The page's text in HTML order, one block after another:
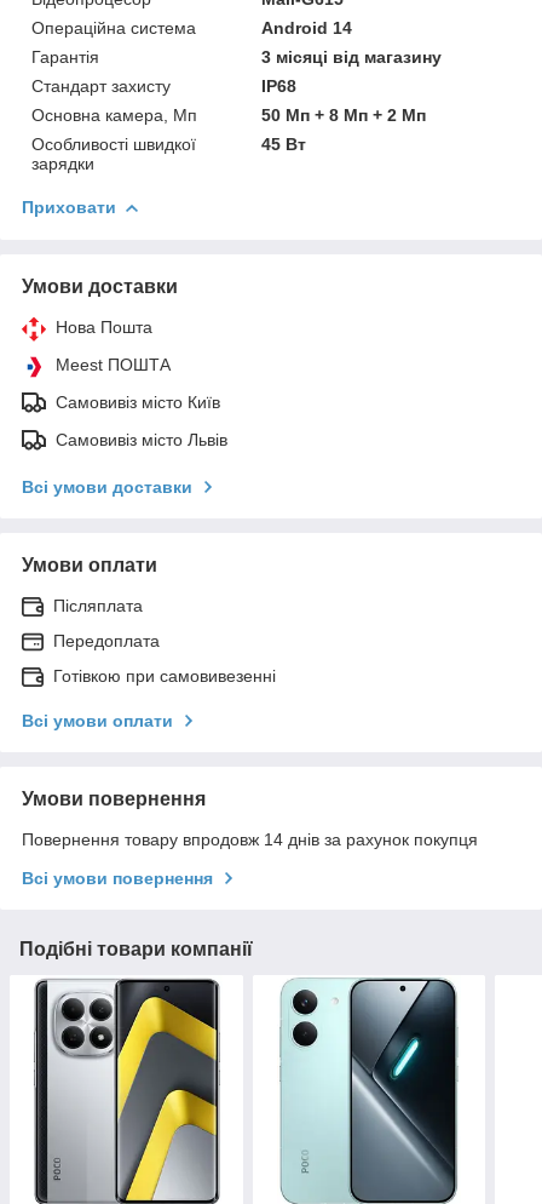
Операційна система
Android 14
Гарантія
3 місяці від магазину
Стандарт захисту
IP68
Основна камера, Мп
50 Мп + 8 Мп + 2 Мп
Особливості швидкої
зарядки
45 Вт
Приховати
Умови доставки
Нова Пошта
Meest ПОШТА
Самовивіз місто Київ
Самовивіз місто Львів
Всі умови доставки
Умови оплати
Післяплата
Передоплата
Готівкою при самовивезенні
Всі умови оплати
Умови повернення
Повернення товару впродовж 14 днів за рахунок покупця
Всі умови повернення
Подібні товари компанії